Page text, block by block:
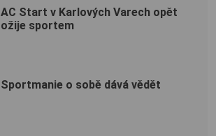
AC Start v Karlových Varech opět
ožije sportem
Sportmanie o sobě dává vědět